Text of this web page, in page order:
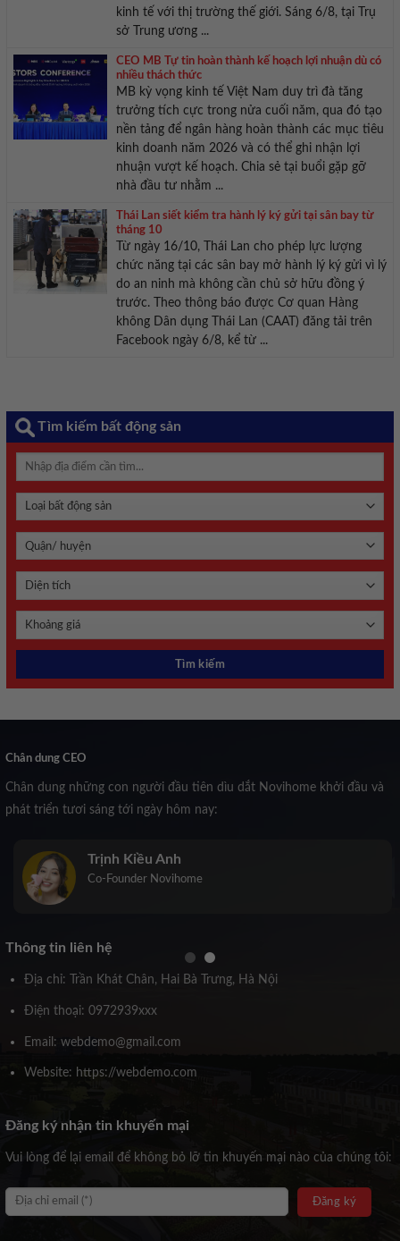
kinh tế với thị trường thế giới. Sáng 6/8, tại Trụ
sở Trung ương ...
CEO MB Tự tin hoàn thành kế hoạch lợi nhuận dù có
nhiều thách thức
MB kỳ vọng kinh tế Việt Nam duy trì đà tăng
trưởng tích cực trong nửa cuối năm, qua đó tạo
nền tảng để ngân hàng hoàn thành các mục tiêu
kinh doanh năm 2026 và có thể ghi nhận lợi
nhuận vượt kế hoạch. Chia sẻ tại buổi gặp gỡ
nhà đầu tư nhằm ...
Thái Lan siết kiểm tra hành lý ký gửi tại sân bay từ
tháng 10
Từ ngày 16/10, Thái Lan cho phép lực lượng
chức năng tại các sân bay mở hành lý ký gửi vì lý
do an ninh mà không cần chủ sở hữu đồng ý
trước. Theo thông báo được Cơ quan Hàng
không Dân dụng Thái Lan (CAAT) đăng tải trên
Facebook ngày 6/8, kể từ ...
Tìm kiếm bất động sản
Chân dung CEO
Chân dung những con người đầu tiên dìu dắt Novihome khởi đầu và
phát triển tươi sáng tới ngày hôm nay:
Trịnh Kiều Anh
Co-Founder Novihome
Thông tin liên hệ
Địa chỉ: Trần Khát Chân, Hai Bà Trưng, Hà Nội
Điện thoại: 0972939xxx
Email: webdemo@gmail.com
Website: https://webdemo.com
Đăng ký nhận tin khuyến mại
Vui lòng để lại email để không bỏ lỡ tin khuyến mại nào của chúng tôi: